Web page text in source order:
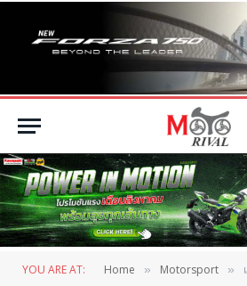
YOU ARE AT: Home » Motorsport »